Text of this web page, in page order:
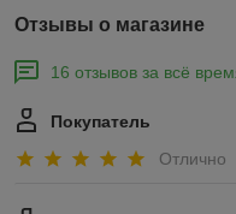
Отзывы о магазине
16 отзывов за всё
Покупатель
Отлично